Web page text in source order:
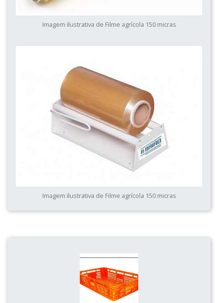
Imagem ilustrativa de Filme agrícola 150 micras
Imagem ilustrativa de Filme agrícola 150 micras